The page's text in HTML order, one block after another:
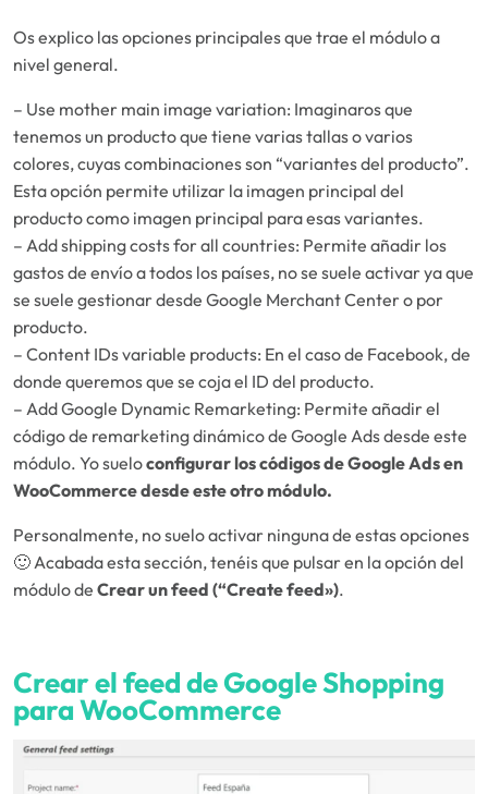
Os explico las opciones principales que trae el módulo a
nivel general.
– Use mother main image variation: Imaginaros que
tenemos un producto que tiene varias tallas o varios
colores, cuyas combinaciones son “variantes del producto”.
Esta opción permite utilizar la imagen principal del
producto como imagen principal para esas variantes.
– Add shipping costs for all countries: Permite añadir los
gastos de envío a todos los países, no se suele activar ya que
se suele gestionar desde Google Merchant Center o por
producto.
– Content IDs variable products: En el caso de Facebook, de
donde queremos que se coja el ID del producto.
– Add Google Dynamic Remarketing: Permite añadir el
código de remarketing dinámico de Google Ads desde este
módulo. Yo sueloconfigurar los códigos de Google Ads en
WooCommerce desde este otro módulo.
Personalmente, no suelo activar ninguna de estas opciones
🙂 Acabada esta sección, tenéis que pulsar en la opción del
módulo de Crear un feed (“Create feed»).
Crear el feed de Google Shopping
para WooCommerce